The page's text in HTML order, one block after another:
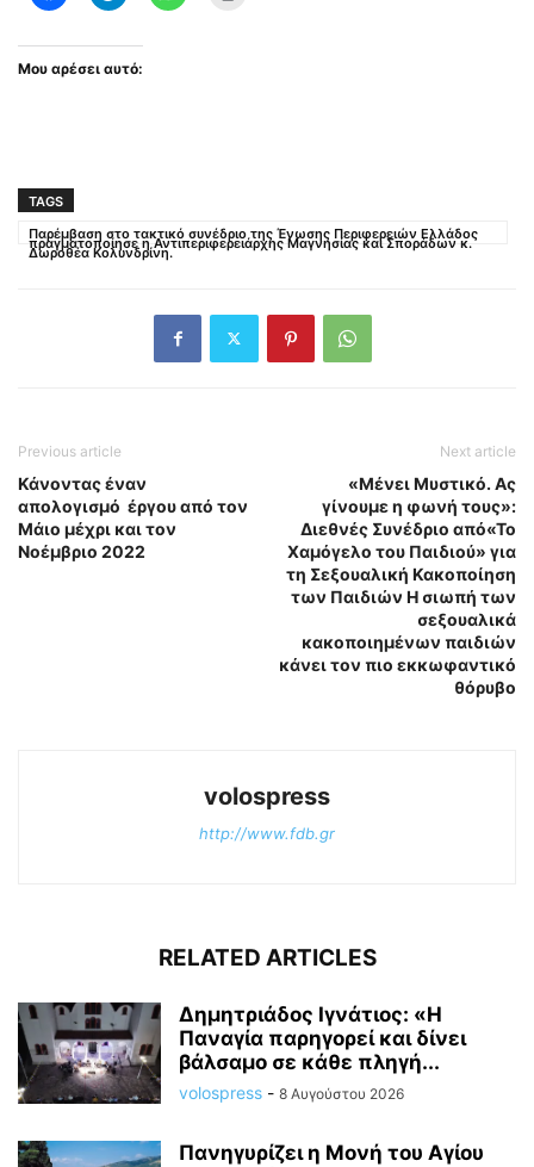
Μου αρέσει αυτό:
TAGS
Παρέμβαση στο τακτικό συνέδριο της Ένωσης Περιφερειών Ελλάδος
πραγματοποίησε η Αντιπεριφερειάρχης Μαγνησίας και Σποράδων κ.
Δωροθέα Κολυνδρίνη.
Previous article
Κάνοντας έναν
απολογισμό έργου από τον
Μάιο μέχρι και τον
Νοέμβριο 2022
Next article
«Μένει Μυστικό. Ας
γίνουμε η φωνή τους»:
Διεθνές Συνέδριο από«Το
Χαμόγελο του Παιδιού» για
τη Σεξουαλική Κακοποίηση
των Παιδιών Η σιωπή των
σεξουαλικά
κακοποιημένων παιδιών
κάνει τον πιο εκκωφαντικό
θόρυβο
volospress
http://www.fdb.gr
RELATED ARTICLES
Δημητριάδος Ιγνάτιος: «Η
Παναγία παρηγορεί και δίνει
βάλσαμο σε κάθε πληγή...
volospress - 8 Αυγούστου 2026
Πανηγυρίζει η Μονή του Αγίου